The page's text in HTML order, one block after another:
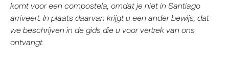
komt voor een compostela, omdat je niet in Santiago
arriveert. In plaats daarvan krijgt u een ander bewijs, dat
we beschrijven in de gids die u voor vertrek van ons
ontvangt.